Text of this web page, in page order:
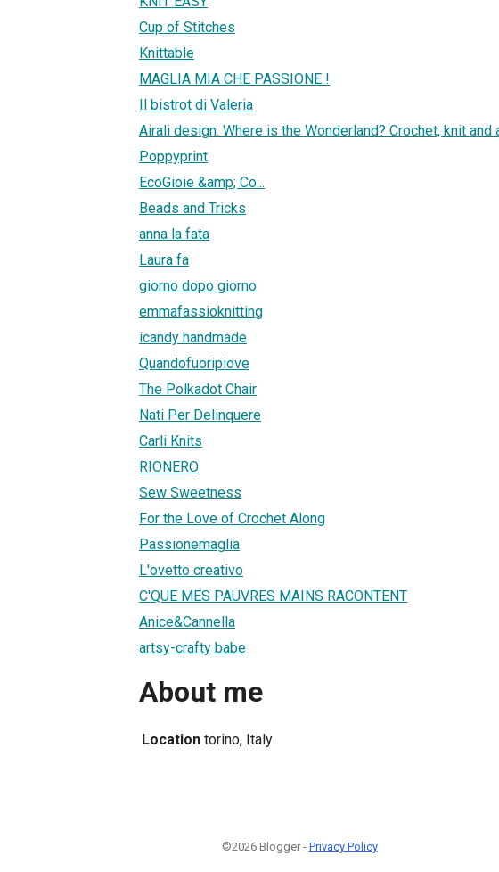
Cup of Stitches
Knittable
MAGLIA MIA CHE PASSIONE !
Il bistrot di Valeria
Airali design. Where is the Wonderland? Crochet, knit and
Poppyprint
EcoGioie &amp; Co...
Beads and Tricks
anna la fata
Laura fa
giorno dopo giorno
emmafassioknitting
icandy handmade
Quandofuoripiove
The Polkadot Chair
Nati Per Delinquere
Carli Knits
RIONERO
Sew Sweetness
For the Love of Crochet Along
Passionemaglia
L'ovetto creativo
C'QUE MES PAUVRES MAINS RACONTENT
Anice&Cannella
artsy-crafty babe
About me
Location torino, Italy
©2026 Blogger - Privacy Policy